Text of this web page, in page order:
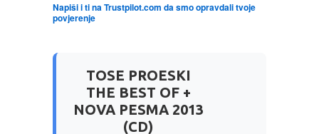
MUZIKA
NAUKA
POEZIJA
Napiši i ti na Trustpilot.com da smo opravdali tvoje
povjerenje
TOSE PROESKI
THE BEST OF +
NOVA PESMA 2013
(CD)